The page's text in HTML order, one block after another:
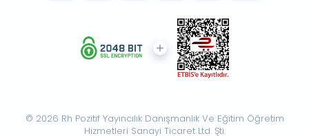
© 2026 Rh Pozitif Yayıncılık Danışmanlık Ve Eğitim Öğretim
Hizmetleri Sanayi Ticaret Ltd. Şti.